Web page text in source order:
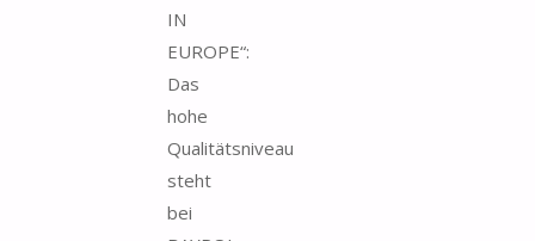
IN
EUROPE“:
Das
hohe
Qualitätsniveau
steht
bei